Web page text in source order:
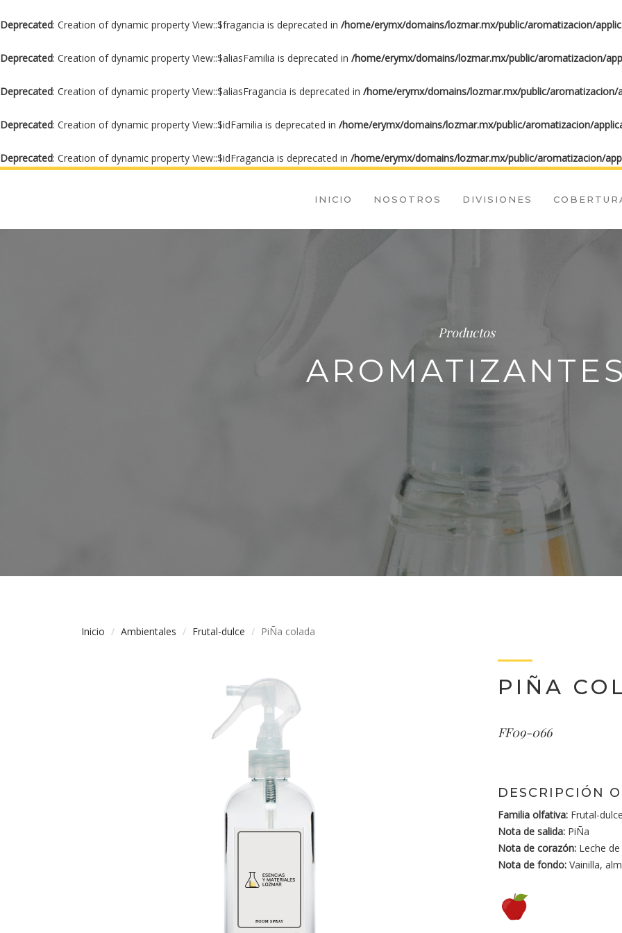
Deprecated: Creation of dynamic property View::$fragancia is deprecated in /home/erymx/domains/lozmar.mx/public/aromatizacion/
Deprecated: Creation of dynamic property View::$aliasFamilia is deprecated in /home/erymx/domains/lozmar.mx/public/aromatizacion/
Deprecated: Creation of dynamic property View::$aliasFragancia is deprecated in /home/erymx/domains/lozmar.mx/public/aromatizacion/
Deprecated: Creation of dynamic property View::$idFamilia is deprecated in /home/erymx/domains/lozmar.mx/public/aromatizacion/
Deprecated: Creation of dynamic property View::$idFragancia is deprecated in /home/erymx/domains/lozmar.mx/public/aromatizacion/
INICIO NOSOTROS DIVISIONES
Productos
Inicio Ambientales Frutal-dulce PiÑa colada
PIÑA
FF09-066
DESCRIPCIÓN
Familia olfativa: Frutal-
Nota de salida: PiÑa
Nota de corazón: Leche
Nota de fondo: Vainilla,